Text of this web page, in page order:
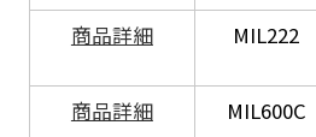
商品詳細
MIL222
商品詳細
MIL600C